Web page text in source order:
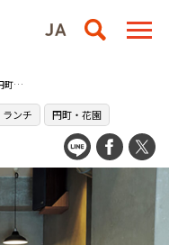
丁寧に自家焙煎された［円町リバーブ］のスパイスカレー
ランチ 円町・花園